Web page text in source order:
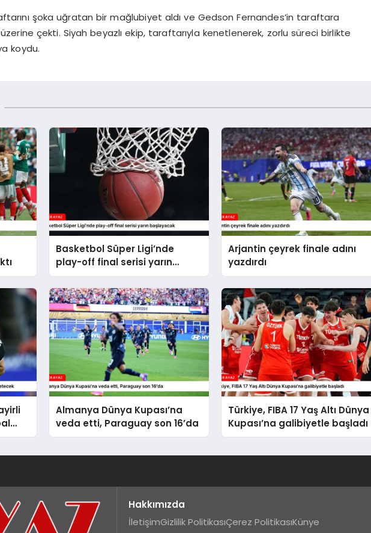
şoka uğratan bir mağlubiyet aldı ve Gedson Fernandes’in taraftara
çekti. Siyah beyazlı ekip, taraftarıyla kenetlenerek, zorlu süreci birlikte
koydu.
Basketbol Süper Ligi’nde
play-off final serisi yarın
başlayacak
Arjantin çeyrek finale adını
yazdırdı
Almanya Dünya Kupası’na
veda etti, Paraguay son 16’da
Türkiye, FIBA 17 Yaş Altı Dünya
Kupası’na galibiyetle başladı
Hakkımızda
İletişimGizlilik PolitikasıÇerez PolitikasıKünye